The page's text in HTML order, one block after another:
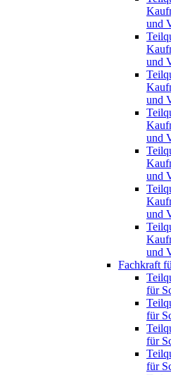
und
und
und
und
und
und
und
Fachkraft
für
für
für
für